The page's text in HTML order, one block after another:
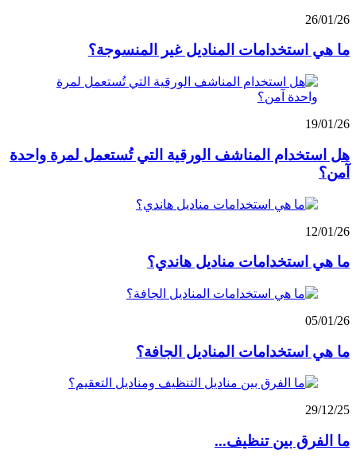
26/01/26
ما هي استخدامات المناديل غير المنسوجة؟
19/01/26
هل استخدام المناشف الورقية التي تُستعمل لمرة واحدة
آمن؟
12/01/26
ما هي استخدامات مناديل هاندي؟
05/01/26
ما هي استخدامات المناديل الجافة؟
29/12/25
ما الفرق بين تنظيف...